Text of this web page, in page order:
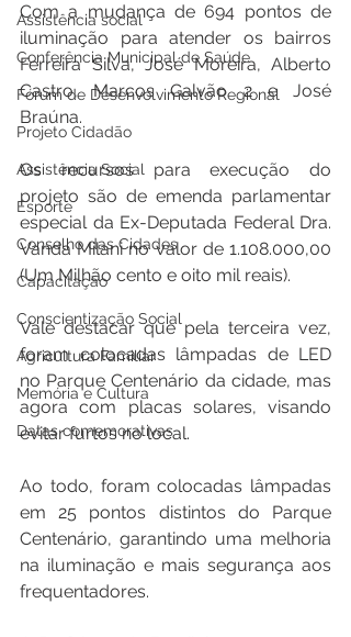
Assistência social
Conferência Municipal de Saúde
Fórum de Desenvolvimento Regional
Projeto Cidadão
Assistência Social
Esporte
Conselho das Cidades
Capacitação
Conscientização Social
Agricultura Familiar
Memória e Cultura
Datas comemorativas
Com a mudança de 694 pontos de
iluminação para atender os bairros
Ferreira Silva, José Moreira, Alberto
Castro, Marcos Galvão 2 e José
Braúna.
Os recursos para execução do
projeto são de emenda parlamentar
especial da Ex-Deputada Federal Dra.
Vanda Milani no valor de 1.108.000,00
(Um Milhão cento e oito mil reais).
Vale destacar que pela terceira vez,
foram colocadas lâmpadas de LED
no Parque Centenário da cidade, mas
agora com placas solares, visando
evitar furtos no local.
Ao todo, foram colocadas lâmpadas
em 25 pontos distintos do Parque
Centenário, garantindo uma melhoria
na iluminação e mais segurança aos
frequentadores.